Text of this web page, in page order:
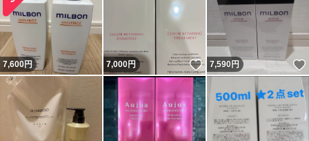
7,600円 7,000円 いいね！
7,590円